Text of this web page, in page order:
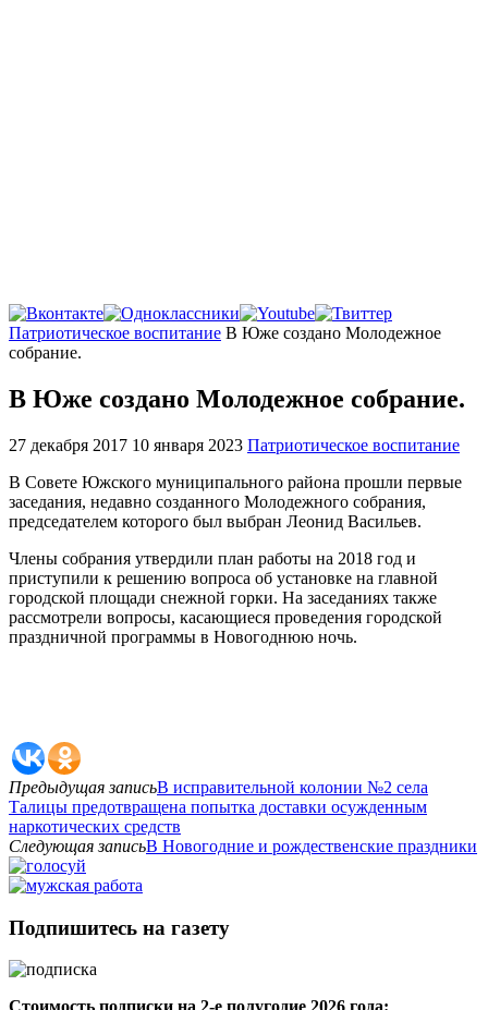
Главная
Патриотическое воспитание В Юже создано Молодежное
собрание.
В Юже создано Молодежное собрание.
27 декабря 2017 10 января 2023 Патриотическое воспитание
В Совете Южского муниципального района прошли первые
заседания, недавно созданного Молодежного собрания,
председателем которого был выбран Леонид Васильев.
Члены собрания утвердили план работы на 2018 год и
приступили к решению вопроса об установке на главной
городской площади снежной горки. На заседаниях также
рассмотрели вопросы, касающиеся проведения городской
праздничной программы в Новогоднюю ночь.
Предыдущая записьВ исправительной колонии №2 села
Талицы предотвращена попытка доставки осужденным
наркотических средств
Следующая записьВ Новогодние и рождественские праздники
Подпишитесь на газету